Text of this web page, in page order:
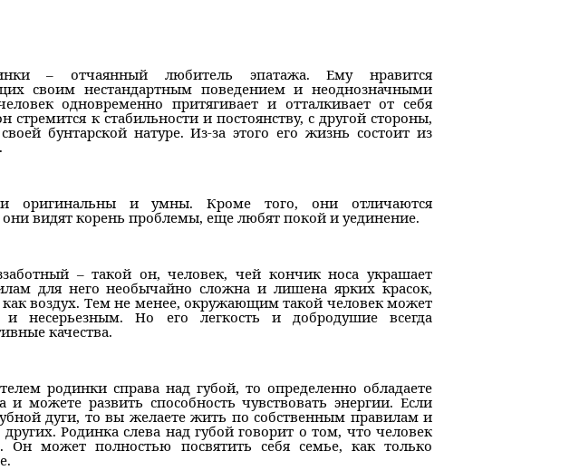
– отчаянный любитель эпатажа. Ему нравится
своим нестандартным поведением и неоднозначными
одновременно притягивает и отталкивает от себя
к стабильности и постоянству, с другой стороны,
бунтарской натуре. Из-за этого его жизнь состоит из
оригинальны и умны. Кроме того, они отличаются
видят корень проблемы, еще любят покой и уединение.
– такой он, человек, чей кончик носа украшает
для него необычайно сложна и лишена ярких красок,
воздух. Тем не менее, окружающим такой человек может
и несерьезным. Но его легкость и добродушие всегда
качества.
родинки справа над губой, то определенно обладаете
можете развить способность чувствовать энергии. Если
дуги, то вы желаете жить по собственным правилам и
других. Родинка слева над губой говорит о том, что человек
Он может полностью посвятить себя семье, как только